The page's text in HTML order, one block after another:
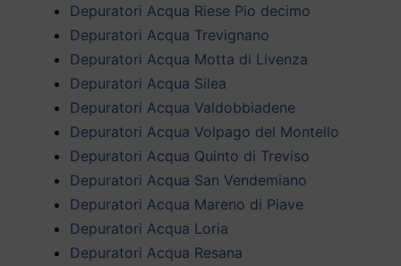
Depuratori Acqua Riese Pio decimo
Depuratori Acqua Trevignano
Depuratori Acqua Motta di Livenza
Depuratori Acqua Silea
Depuratori Acqua Valdobbiadene
Depuratori Acqua Volpago del Montello
Depuratori Acqua Quinto di Treviso
Depuratori Acqua San Vendemiano
Depuratori Acqua Mareno di Piave
Depuratori Acqua Loria
Depuratori Acqua Resana